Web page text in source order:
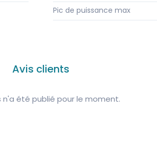
Pic de puissance max
Avis clients
n'a été publié pour le moment.